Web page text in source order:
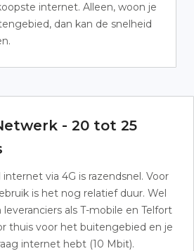
internet. Alleen, woon je
dan kan de snelheid
- 20 tot 25
internet via 4G is razendsnel. Voor
is het nog relatief duur. Wel
leveranciers als T-mobile en Telfort
thuis voor het buitengebied en je
internet hebt (10 Mbit).